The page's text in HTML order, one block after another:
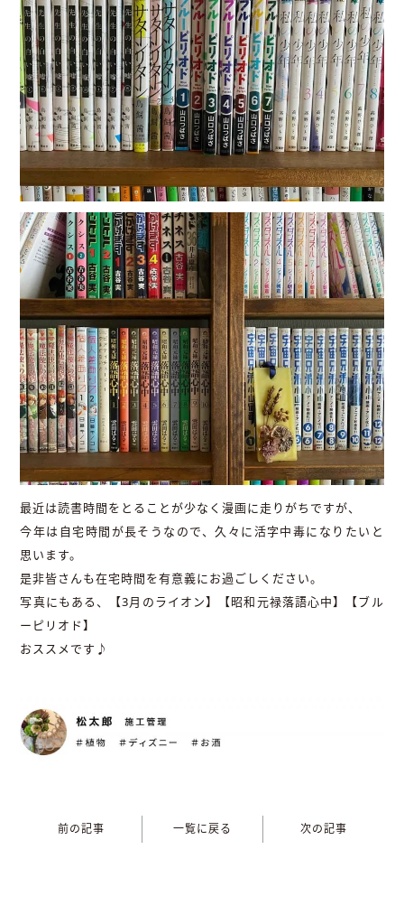
最近は読書時間をとることが少なく漫画に走りがちですが、
今年は自宅時間が長そうなので、久々に活字中毒になりたいと
思います。
是非皆さんも在宅時間を有意義にお過ごしください。
写真にもある、【3月のライオン】【昭和元禄落語心中】【ブル
ーピリオド】
おススメです♪
前の記事 一覧に戻る 次の記事